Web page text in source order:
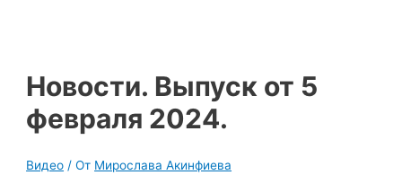
Новости. Выпуск от 5
февраля 2024.
Видео / От Мирослава Акинфиева